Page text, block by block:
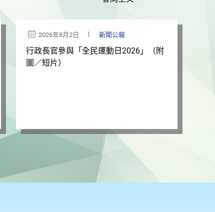
2026年8月2日 新聞公報
行政長官參與「全民運動日2026」（附
圖／短片）